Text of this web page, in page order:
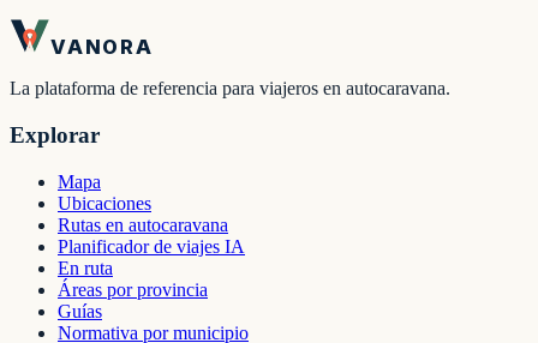
VANORA
La plataforma de referencia para viajeros en autocaravana.
Explorar
Mapa
Ubicaciones
Rutas en autocaravana
Planificador de viajes IA
En ruta
Áreas por provincia
Guías
Normativa por municipio